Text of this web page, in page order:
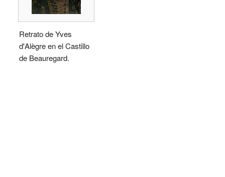
Retrato de Yves
d'Alègre en el Castillo
de Beauregard.